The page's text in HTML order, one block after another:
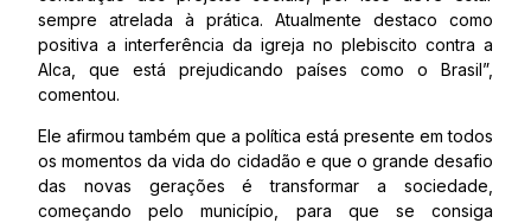
sempre atrelada à prática. Atualmente destaco como
positiva a interferência da igreja no plebiscito contra a
Alca, que está prejudicando países como o Brasil”,
comentou.
Ele afirmou também que a política está presente em todos
os momentos da vida do cidadão e que o grande desafio
das novas gerações é transformar a sociedade,
começando pelo município, para que se consiga